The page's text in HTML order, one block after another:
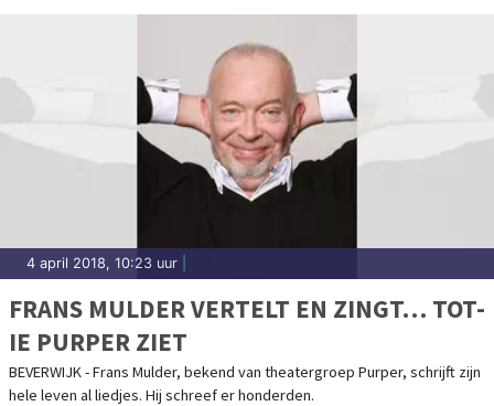
4 april 2018, 10:23 uur
FRANS MULDER VERTELT EN ZINGT… TOT-
IE PURPER ZIET
BEVERWIJK - Frans Mulder, bekend van theatergroep Purper, schrijft zijn
hele leven al liedjes. Hij schreef er honderden.